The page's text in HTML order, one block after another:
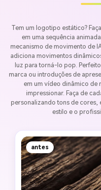
Tem um logotipo estático?
em uma sequência
mecanismo de movimento de
adiciona movimentos
luz para torná-lo pop.
marca ou introduções de
em um vídeo dinâmico
impressionar. Faça de
personalizando tons de cores,
estilo e o
antes